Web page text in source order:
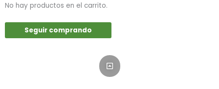
No hay productos en el carrito.
Seguir comprando